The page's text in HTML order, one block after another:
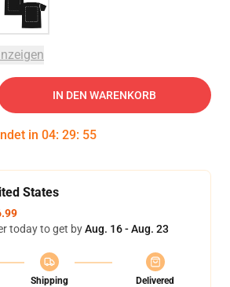
IN DEN WARENKORB
in 04: 29: 54
States
today to get byAug. 16 - Aug. 23
Shipping
Delivered